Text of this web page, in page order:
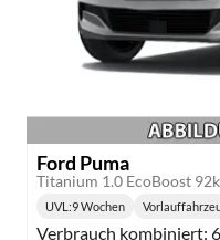
Ford Puma
Lieferzeit:
UVL :9 Wochen
Verbrauch kombiniert: